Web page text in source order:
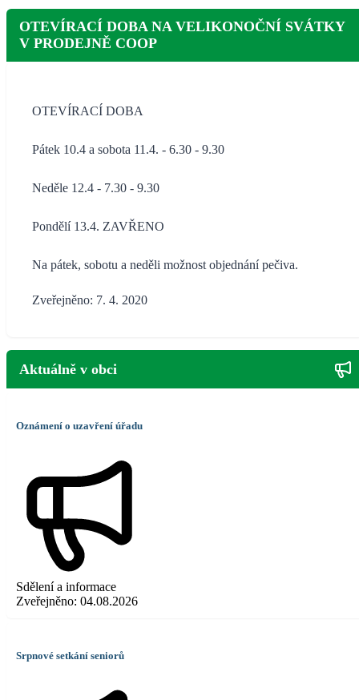
OTEVÍRACÍ DOBA NA VELIKONOČNÍ SVÁTKY
V PRODEJNĚ COOP
OTEVÍRACÍ DOBA
Pátek 10.4 a sobota 11.4. - 6.30 - 9.30
Neděle 12.4 - 7.30 - 9.30
Pondělí 13.4. ZAVŘENO
Na pátek, sobotu a neděli možnost objednání pečiva.
Zveřejněno: 7. 4. 2020
Aktuálně v obci
Oznámení o uzavření úřadu
Sdělení a informace
Zveřejněno: 04.08.2026
Srpnové setkání seniorů